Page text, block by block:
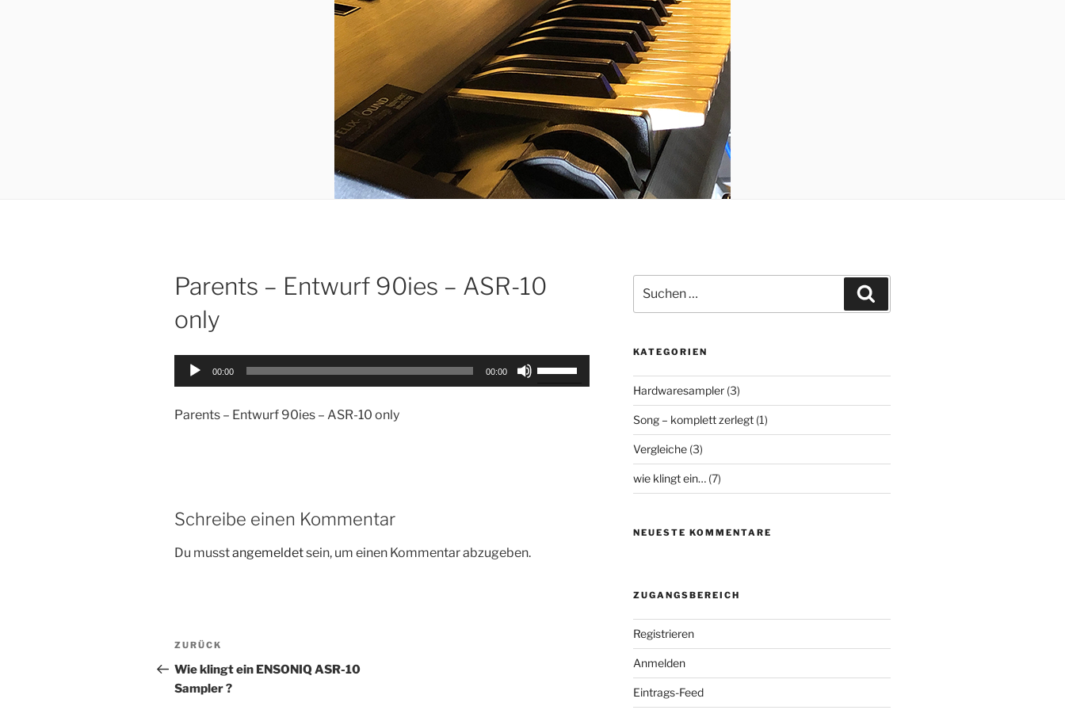
Parents – Entwurf 90ies – ASR-10
only
Audio-
00:00 00:00
Parents – Entwurf 90ies – ASR-10 only
Schreibe einen Kommentar
Du musstangemeldetsein, um einen Kommentar abzugeben.
Beitragsnavigation
Vorheriger
Beitrag
ZURÜCK
Wie klingt ein ENSONIQ ASR-10
Sampler ?
nach:
KATEGORIEN
Hardwaresampler(3)
Song – komplett zerlegt(1)
Vergleiche(3)
wie klingt ein…(7)
NEUESTE KOMMENTARE
ZUGANGSBEREICH
Registrieren
Anmelden
Eintrags-Feed